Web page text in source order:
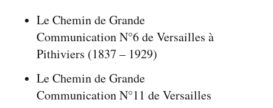
Le Chemin de Grande
Communication N°6 de Versailles à
Pithiviers (1837 – 1929)
Le Chemin de Grande
Communication N°11 de Versailles